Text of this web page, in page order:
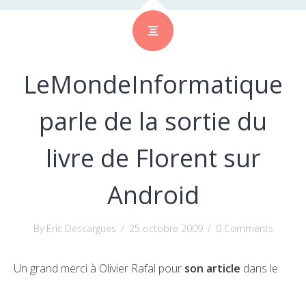
LeMondeInformatique
parle de la sortie du
livre de Florent sur
Android
By Eric Descargues / 25 octobre 2009 / 0 Comments
Un grand merci à Olivier Rafal pour son article dans le